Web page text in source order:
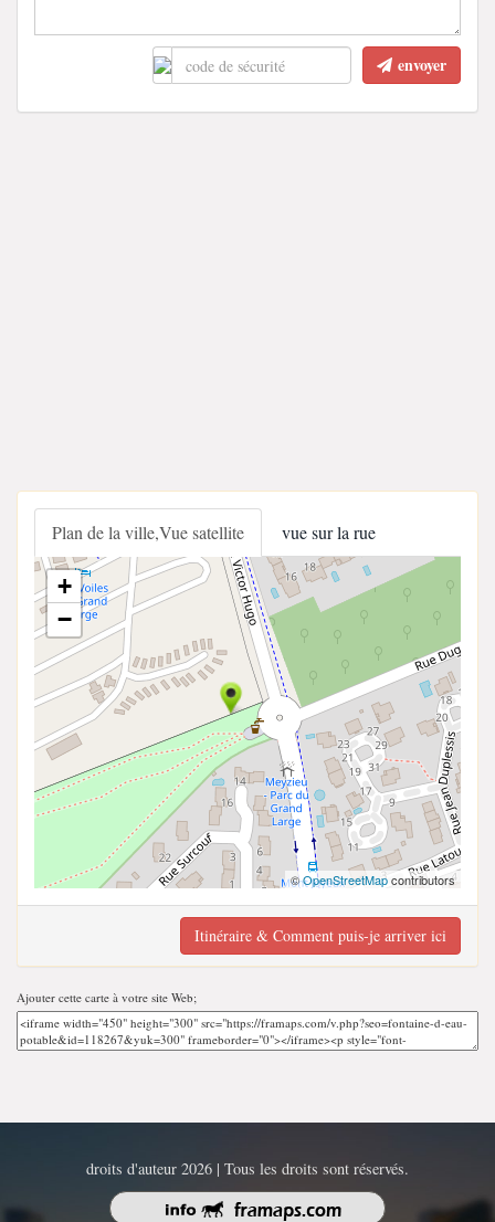
envoyer
Plan de la ville,Vue satellite vue sur la rue
+
−
©OpenStreetMapcontributors
Itinéraire & Comment puis-je arriver ici
Ajouter cette carte à votre site Web;
droits d'auteur 2026 | Tous les droits sont réservés.